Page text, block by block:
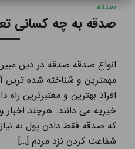
صدقه
صدقه به چه کسانی
انواع صدقه صدقه در دین
مهمترین و شناخته شده
افراد بهترین و معتبرترین
خیریه می دانند. هرچند
که صدقه فقط دادن پول به
شفاعت كردن نزد مردم […]